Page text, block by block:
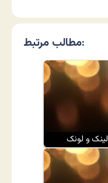
مطالب مرتبط:
لینک و لونک